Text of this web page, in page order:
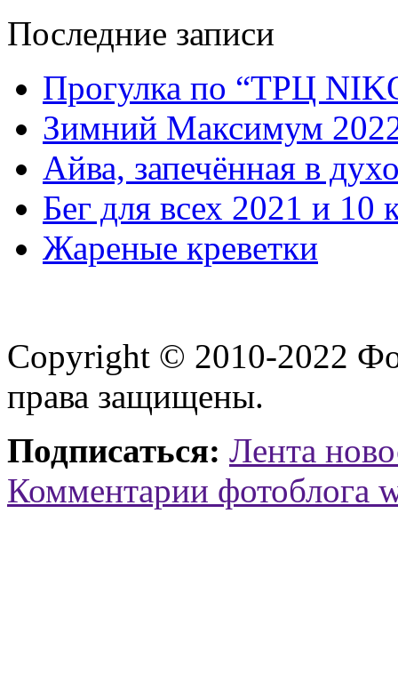
Последние записи
Прогулка по “ТРЦ
Зимний Максимум
Айва, запечённая в
Бег для всех 2021 и 10
Жареные креветки
Copyright © 2010-2022
права защищены.
Подписаться: Лента
Комментарии фотоблога